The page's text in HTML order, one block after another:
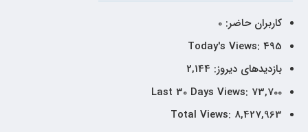
کاربران حاضر:0
Today's Views: 495
بازدیدهای دیروز: 2,144
Last 30 Days Views: 73,700
Total Views: 8,427,963